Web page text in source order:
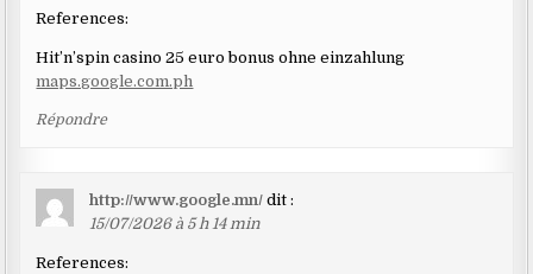
References:
Hit’n’spin casino 25 euro bonus ohne einzahlung
maps.google.com.ph
Répondre
http://www.google.mn/ dit :
15/07/2026 à 5 h 14 min
References: